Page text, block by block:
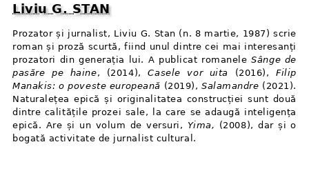
Liviu G. STAN
Prozator și jurnalist, Liviu G. Stan (n. 8 martie, 1987) scrie
roman și proză scurtă, fiind unul dintre cei mai interesanți
prozatori din generația lui. A publicat romaneleSânge de
pasăre pe haine, (2014),Casele vor uita (2016),Filip
Manakis: o poveste europeană (2019),Salamandre (2021).
Naturalețea epică și originalitatea construcției sunt două
dintre calitățile prozei sale, la care se adaugă inteligența
epică. Are și un volum de versuri, Yima, (2008), dar și o
bogată activitate de jurnalist cultural.